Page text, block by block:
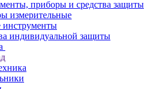
приборы и средства защиты
измерительные
инструменты
индивидуальной защиты